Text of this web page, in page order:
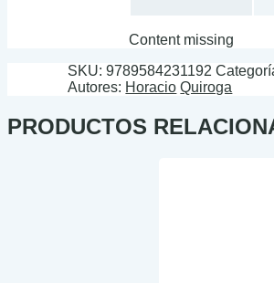
Content missing
SKU:9789584231192
Autores: Horacio Quiroga
PRODUCTOS